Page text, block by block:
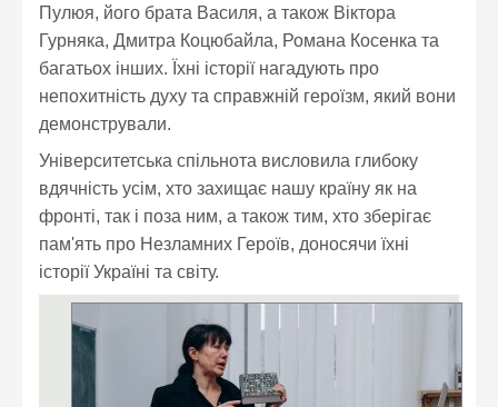
Пулюя, його брата Василя, а також Віктора
Гурняка, Дмитра Коцюбайла, Романа Косенка та
багатьох інших. Їхні історії нагадують про
непохитність духу та справжній героїзм, який вони
демонстрували.
Університетська спільнота висловила глибоку
вдячність усім, хто захищає нашу країну як на
фронті, так і поза ним, а також тим, хто зберігає
пам'ять про Незламних Героїв, доносячи їхні
історії Україні та світу.